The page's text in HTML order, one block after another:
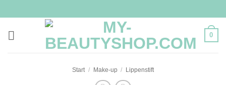
Inhalt
springen
0
Start / Make-up / Lippenstift